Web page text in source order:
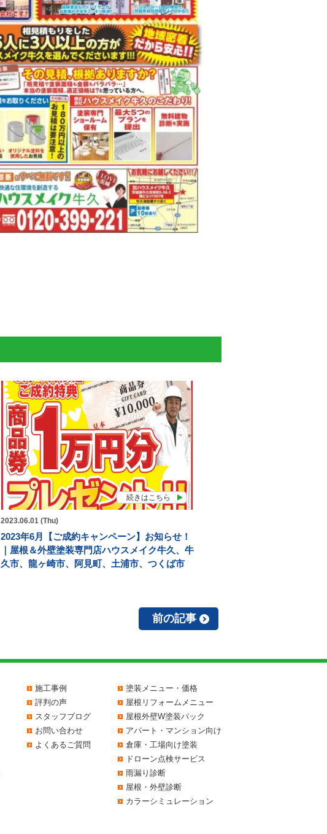
続きはこちら
2023.06.01 (Thu)
2023年6月【ご成約キャンペーン】お知らせ！
｜屋根＆外壁塗装専門店ハウスメイク牛久、牛
久市、龍ヶ崎市、阿見町、土浦市、つくば市
前の記事
施工事例
評判の声
スタッフブログ
お問い合わせ
よくあるご質問
塗装メニュー・価格
屋根リフォームメニュー
屋根外壁W塗装パック
アパート・マンション向け
倉庫・工場向け塗装
ドローン点検サービス
雨漏り診断
屋根・外壁診断
カラーシミュレーション